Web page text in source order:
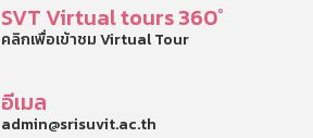
SVT Virtual tours 360°
คลิกเพื่อเข้าชม Virtual Tour
อีเมล
admin@srisuvit.ac.th